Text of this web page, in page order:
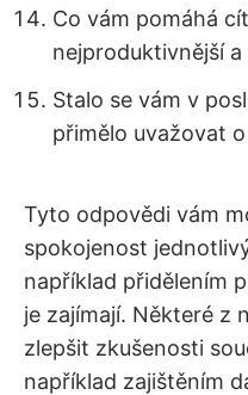
Co vám pomáhá
nejproduktivnější a
Stalo se vám v
přimělo uvažovat
Tyto odpovědi vám
spokojenost
například přidělením
je zajímají. Některé z
zlepšit zkušenosti
například zajištěním